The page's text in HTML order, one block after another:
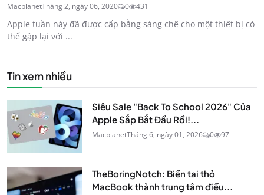
MacplanetTháng 2, ngày 06, 2020 0 431
Apple tuần này đã được cấp bằng sáng chế cho một thiết bị có
thể gập lại với ...
Tin xem nhiều
Siêu Sale "Back To School 2026" Của
Apple Sắp Bắt Đầu Rồi!...
MacplanetTháng 6, ngày 01, 2026 0 97
TheBoringNotch: Biến tai thỏ
MacBook thành trung tâm điều...